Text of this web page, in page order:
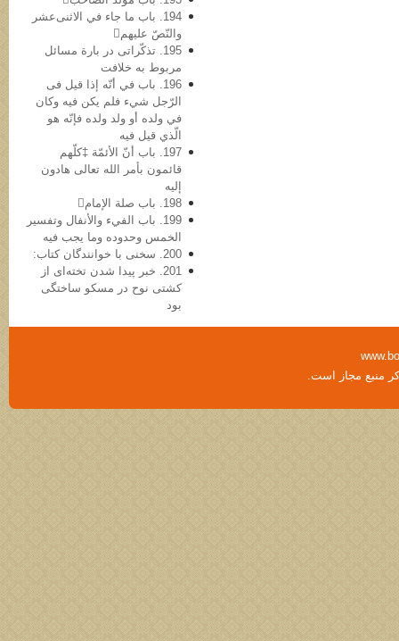
194. باب ما جاء في الاثنی‌عشر
والنّصّ علیهم
195. تذکّراتی در بارة مسائل
مربوط به خلافت
196. باب في أنّه إذا قیل فی
الرّجل شيء فلم یکن فیه وکان
في ولده أو ولد ولده فإنّه هو
الّذي قیل فیه
197. باب أنّ الأئمّة ‡کلّهم
قائمون بأمر الله تعالی هادون
إلیه
198. باب صلة الإمام
199. باب الفيء والأنفال وتفسیر
الخمس وحدوده وما یجب فیه
200. سخنی با خوانندگان کتاب:
201. خبر پیدا شدن تخته‌ای از
کشتی نوح در مسکو ساختگی
بود
منبع مجاز است.